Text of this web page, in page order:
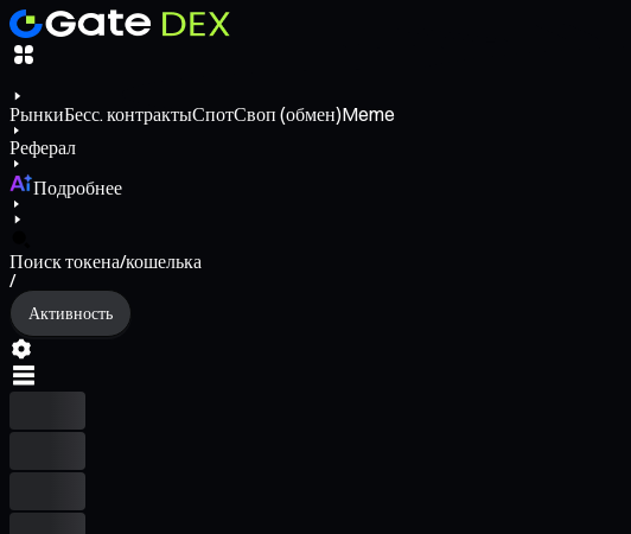
РынкиБесс. контрактыСпотСвоп (обмен)Meme
Реферал
Подробнее
Поиск токена/кошелька
/
Активность